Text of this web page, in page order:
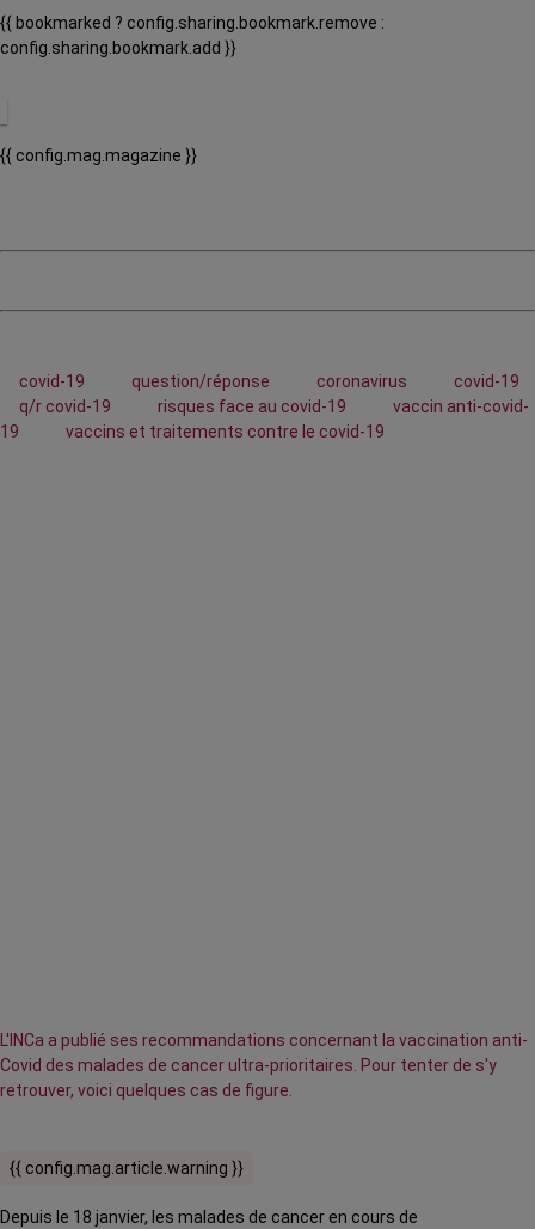
{{ bookmarked ? config.sharing.bookmark.remove :
config.sharing.bookmark.add }}
{{ config.mag.magazine }}
covid-19 question/réponse coronavirus
covid-19
q/r covid-19
risques face au covid-19
vaccin anti-covid-
19
vaccins et traitements contre le covid-19
L'INCa a publié ses recommandations concernant la vaccination anti-
Covid des malades de cancer ultra-prioritaires. Pour tenter de s'y
retrouver, voici quelques cas de figure.
{{ config.mag.article.warning }}
Depuis le 18 janvier, les malades de cancer en cours de